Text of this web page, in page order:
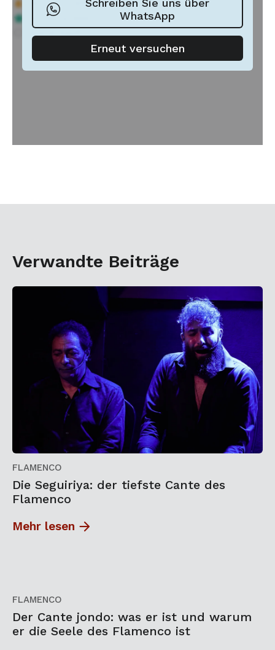
Verwandte Beiträge
FLAMENCO
Die Seguiriya: der tiefste Cante des
Flamenco
Mehr lesen
FLAMENCO
Der Cante jondo: was er ist und warum
er die Seele des Flamenco ist